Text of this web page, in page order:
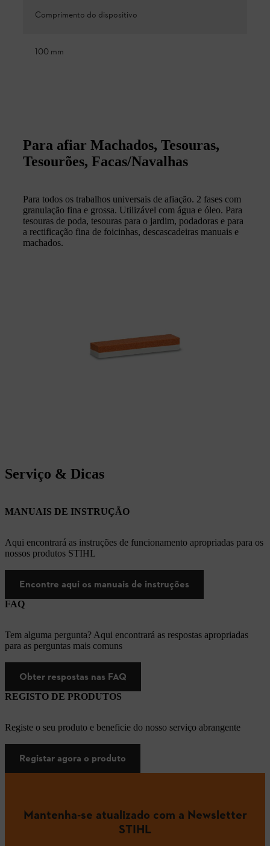
Comprimento do dispositivo
100 mm
Para afiar Machados, Tesouras,
Tesourões, Facas/Navalhas
Para todos os trabalhos universais de afiação. 2 fases com
granulação fina e grossa. Utilizável com água e óleo. Para
tesouras de poda, tesouras para o jardim, podadoras e para
a rectificação fina de foicinhas, descascadeiras manuais e
machados.
Serviço & Dicas
MANUAIS DE INSTRUÇÃO
Aqui encontrará as instruções de funcionamento apropriadas para os
nossos produtos STIHL
Encontre aqui os manuais de instruções
FAQ
Tem alguma pergunta? Aqui encontrará as respostas apropriadas
para as perguntas mais comuns
Obter respostas nas FAQ
REGISTO DE PRODUTOS
Registe o seu produto e beneficie do nosso serviço abrangente
Registar agora o produto
Mantenha-se atualizado com a Newsletter
STIHL